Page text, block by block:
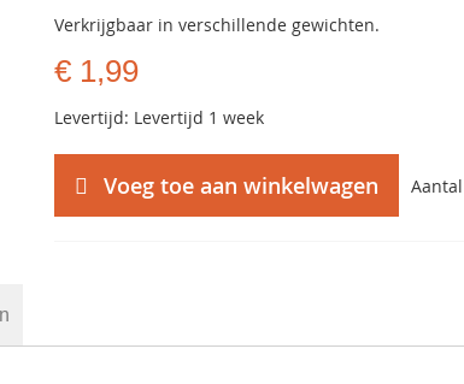
Verkrijgbaar in verschillende gewichten.
€ 1,99
Levertijd: Levertijd 1 week
Aantal
Voeg toe aan winkelwagen